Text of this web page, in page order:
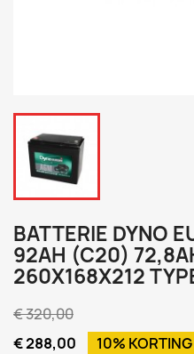
BATTERIE DYNO
92AH (C20)
260X168X212
€ 320,00
€ 288,00
10% KORTING